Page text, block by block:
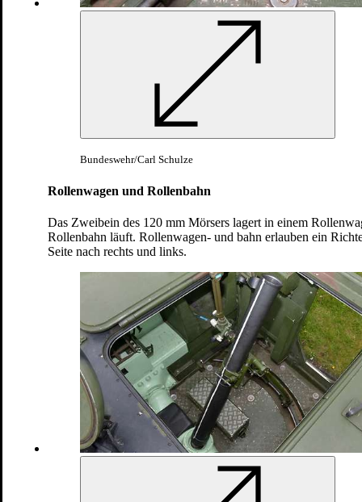
Bundeswehr/Carl Schulze
Rollenwagen und Rollenbahn
Das Zweibein des 120 mm Mörsers lagert in einem
Rollenbahn läuft. Rollenwagen- und bahn erlauben ein
Seite nach rechts und links.
Bundeswehr (Produktionsnummer: 17E28101)
220 kW / 300 PS
Geschwindigkeit 62 km/h
Besatzung 4
Mörser, Kaliber 120 mm,
Maschinengewehr MG3
Gefechtsgewicht 12,8 t
Der Panzermörser M113 in Aktion